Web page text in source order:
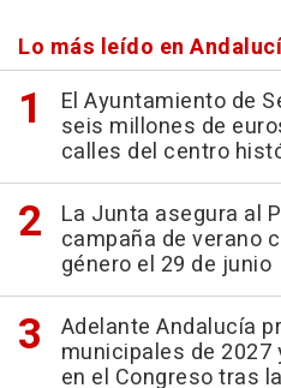
Lo más leído en
El Ayuntamiento de
seis millones de
calles del centro
La Junta asegura al
campaña de verano
género el 29 de junio
Adelante Andalucía
municipales de
en el Congreso tras